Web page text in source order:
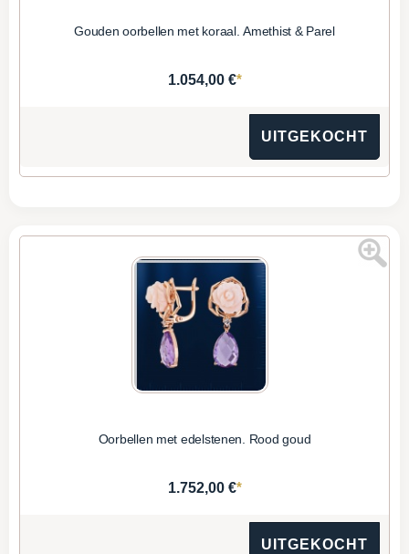
Gouden oorbellen met koraal. Amethist & Parel
1.054,00 €*
UITGEKOCHT
Oorbellen met edelstenen. Rood goud
1.752,00 €*
UITGEKOCHT